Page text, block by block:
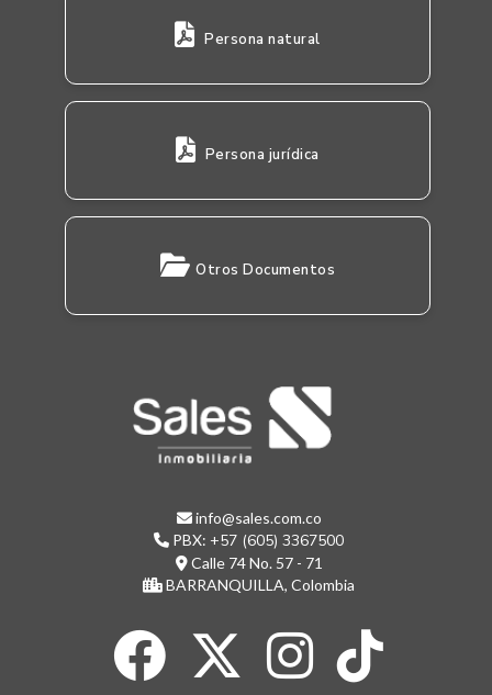
Persona natural
Persona jurídica
Otros Documentos
info@sales.com.co
PBX: +57 (605) 3367500
Calle 74 No. 57 - 71
BARRANQUILLA, Colombia